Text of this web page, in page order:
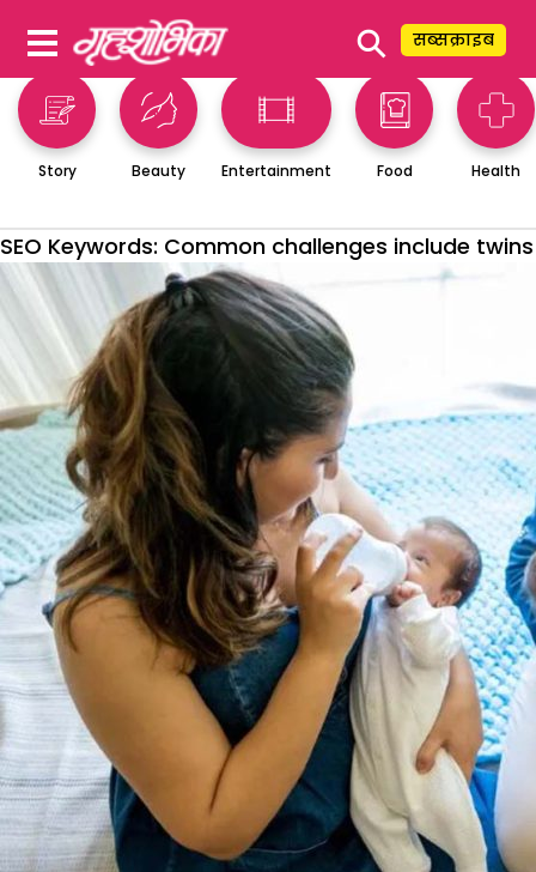
⚲ सब्सक्राइब
Story Beauty Entertainment Food Health
SEO Keywords: Common challenges include twins